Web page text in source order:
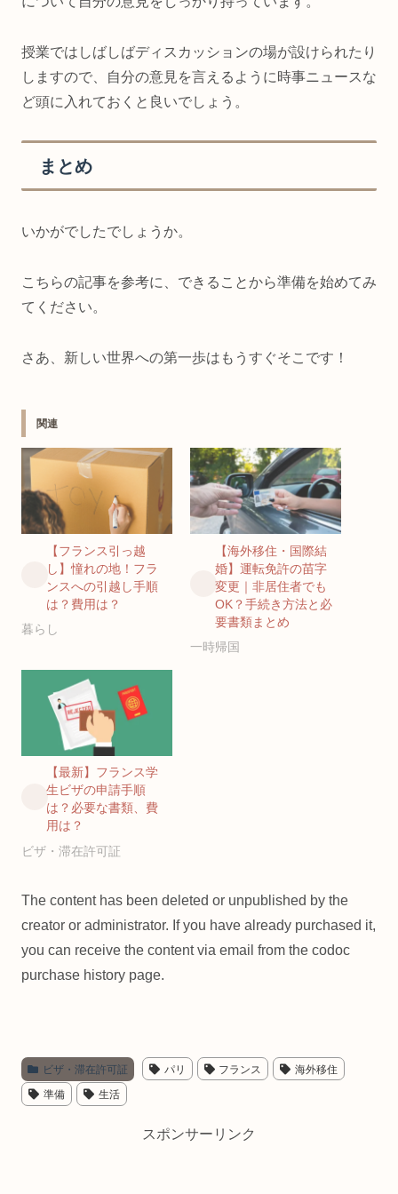
授業ではしばしばディスカッションの場が設けられたり
しますので、自分の意見を言えるように時事ニュースな
ど頭に入れておくと良いでしょう。
まとめ
いかがでしたでしょうか。
こちらの記事を参考に、できることから準備を始めてみ
てください。
さあ、新しい世界への第一歩はもうすぐそこです！
関連
【フランス引っ越
し】憧れの地！フラ
ンスへの引越し手順
は？費用は？
暮らし
【海外移住・国際結
婚】運転免許の苗字
変更｜非居住者でも
OK？手続き方法と必
要書類まとめ
一時帰国
【最新】フランス学
生ビザの申請手順
は？必要な書類、費
用は？
ビザ・滞在許可証
The content has been deleted or unpublished by the
creator or administrator. If you have already purchased it,
you can receive the content via email from the codoc
purchase history page.
ビザ・滞在許可証 パリ フランス 海外移住
準備 生活
スポンサーリンク